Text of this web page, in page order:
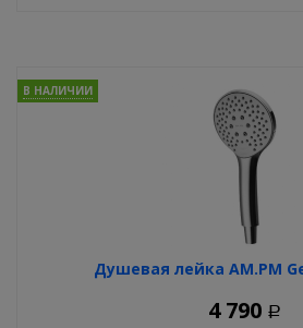
Душевая лейка AM.PM
В НАЛИЧИИ
4 790 Р